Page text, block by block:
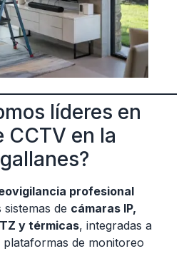
líderes en
en la
profesional
de cámaras IP,
y térmicas, integradas a
de monitoreo